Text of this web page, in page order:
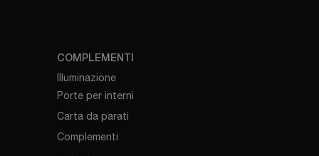
COMPLEMENTI
Illuminazione
Porte per interni
Carta da parati
Complementi